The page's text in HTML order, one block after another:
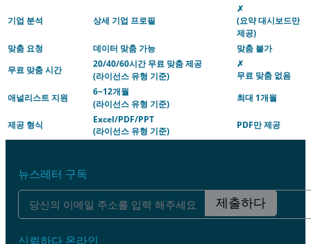
기업 분석 상세 기업 프로필
✗
(요약 대시보드만
제공)
맞춤 요청
데이터 맞춤 가능
맞춤 불가
무료 맞춤 시간
20/40/60시간 무료 맞춤 제공
(라이선스 유형 기준)
✗
무료 맞춤 없음
애널리스트 지원
6~12개월
(라이선스 유형 기준)
최대 1개월
제공 형식
Excel/PDF/PPT
(라이선스 유형 기준)
PDF만 제공
뉴스레터 구독
제출하다
신뢰하다 온라인